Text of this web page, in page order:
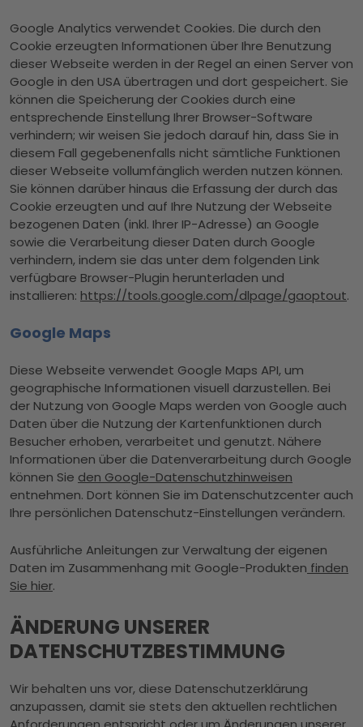
Google Analytics verwendet Cookies. Die durch den
Cookie erzeugten Informationen über Ihre Benutzung
dieser Webseite werden in der Regel an einen Server von
Google in den USA übertragen und dort gespeichert. Sie
können die Speicherung der Cookies durch eine
entsprechende Einstellung Ihrer Browser-Software
verhindern; wir weisen Sie jedoch darauf hin, dass Sie in
diesem Fall gegebenenfalls nicht sämtliche Funktionen
dieser Webseite vollumfänglich werden nutzen können.
Sie können darüber hinaus die Erfassung der durch das
Cookie erzeugten und auf Ihre Nutzung der Webseite
bezogenen Daten (inkl. Ihrer IP-Adresse) an Google
sowie die Verarbeitung dieser Daten durch Google
verhindern, indem sie das unter dem folgenden Link
verfügbare Browser-Plugin herunterladen und
installieren: https://tools.google.com/dlpage/gaoptout.
Google Maps
Diese Webseite verwendet Google Maps API, um
geographische Informationen visuell darzustellen. Bei
der Nutzung von Google Maps werden von Google auch
Daten über die Nutzung der Kartenfunktionen durch
Besucher erhoben, verarbeitet und genutzt. Nähere
Informationen über die Datenverarbeitung durch Google
können Sie den Google-Datenschutzhinweisen
entnehmen. Dort können Sie im Datenschutzcenter auch
Ihre persönlichen Datenschutz-Einstellungen verändern.
Ausführliche Anleitungen zur Verwaltung der eigenen
Daten im Zusammenhang mit Google-Produkten finden
Sie hier.
ÄNDERUNG UNSERER
DATENSCHUTZBESTIMMUNG
Wir behalten uns vor, diese Datenschutzerklärung
anzupassen, damit sie stets den aktuellen rechtlichen